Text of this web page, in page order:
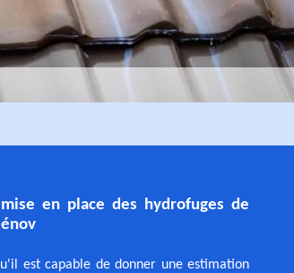
en place des hydrofuges de
est capable de donner une estimation